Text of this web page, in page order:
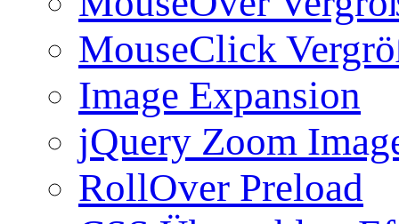
MouseClick
Image Expansion
jQuery Zoom
RollOver Preload